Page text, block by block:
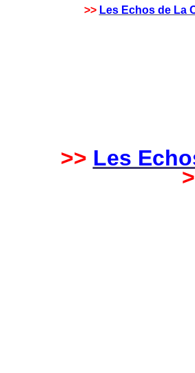
>> Les Echos de La
>> Les